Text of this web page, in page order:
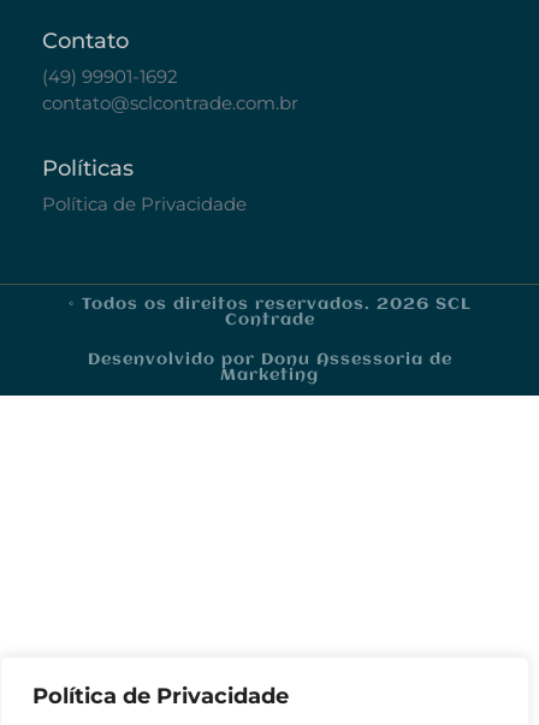
Política de Privacidade
Contato
(49) 99901-1692
contato@sclcontrade.com.br
Políticas
Política de Privacidade
© Todos os direitos reservados. 2026 SCL
Contrade
Desenvolvido por Donu Assessoria de
Marketing